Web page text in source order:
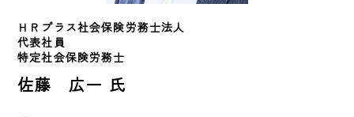
ＨＲプラス社会保険労務士法人
代表社員
特定社会保険労務士
佐藤 広一 氏